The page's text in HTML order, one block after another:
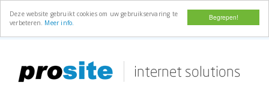
Begrepen!
Deze website gebruikt cookies om uw gebruikservaring te
verbeteren. Meer info.